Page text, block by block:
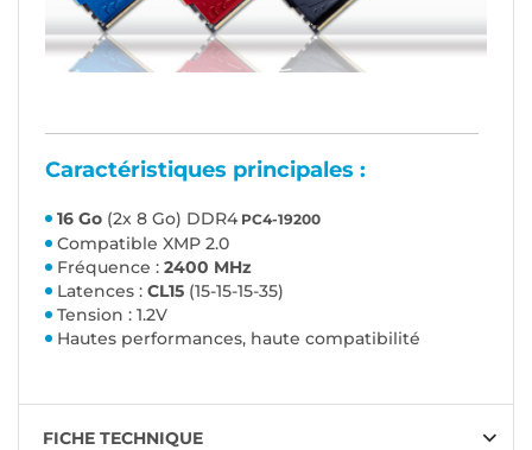
Caractéristiques principales :
16 Go (2x 8 Go) DDR4 PC4-19200
Compatible XMP 2.0
Fréquence : 2400 MHz
Latences : CL15 (15-15-15-35)
Tension : 1.2V
Hautes performances, haute compatibilité
FICHE TECHNIQUE